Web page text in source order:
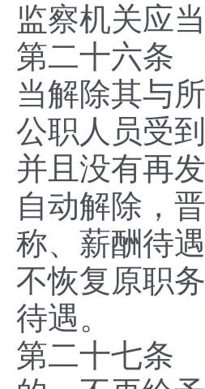
监察机关应
第二十六条
当解除其与
公职人员受
并且没有再
自动解除，
称、薪酬待
不恢复原职
待遇。
第二十七条